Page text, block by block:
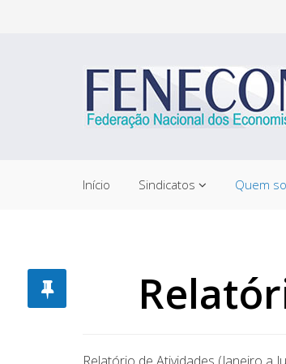
Início Sindicatos Quem